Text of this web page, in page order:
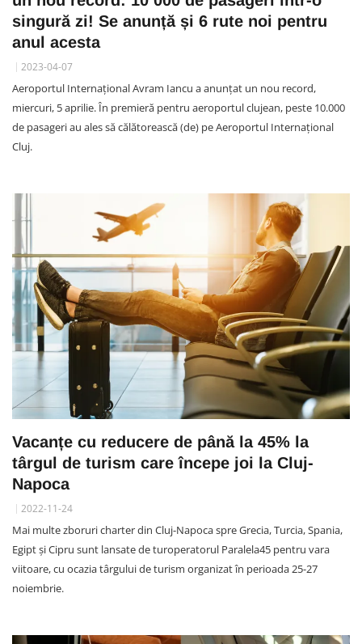
singură zi! Se anunță și 6 rute noi pentru
anul acesta
2023-04-07
Aeroportul Internațional Avram Iancu a anunțat un nou record,
miercuri, 5 aprilie. În premieră pentru aeroportul clujean, peste 10.000
de pasageri au ales să călătorească (de) pe Aeroportul Internațional
Cluj.
Vacanțe cu reducere de până la 45% la
târgul de turism care începe joi la Cluj-
Napoca
2022-11-24
Mai multe zboruri charter din Cluj-Napoca spre Grecia, Turcia, Spania,
Egipt și Cipru sunt lansate de turoperatorul Paralela45 pentru vara
viitoare, cu ocazia târgului de turism organizat în perioada 25-27
noiembrie.